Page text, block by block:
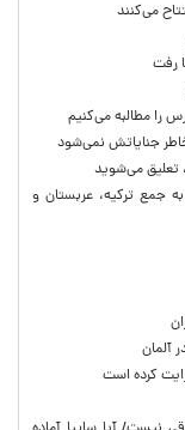
می‌کنند
رفت
مطالبه‌ می‌کنیم
جنایاتش نمی‌شود
جمع ترکیه، عربستان و
آلمان
کرده است